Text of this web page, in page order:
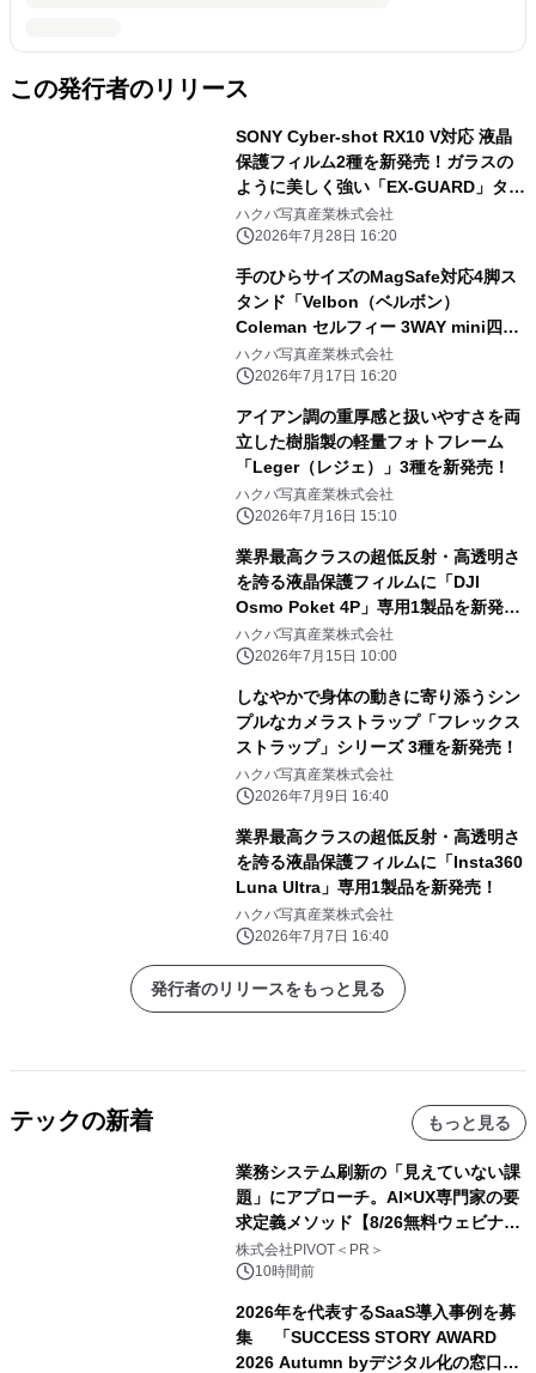
この発行者のリリース
SONY Cyber-shot RX10 V対応 液晶
保護フィルム2種を新発売！ガラスの
ように美しく強い「EX-GUARD」タイ
プと業界最高クラスの透明度を誇る
「III」タイプ
ハクバ写真産業株式会社
2026年7月28日 16:20
手のひらサイズのMagSafe対応4脚ス
タンド「Velbon（ベルボン）
Coleman セルフィー 3WAY mini四
脚」を新発売！
ハクバ写真産業株式会社
2026年7月17日 16:20
アイアン調の重厚感と扱いやすさを両
立した樹脂製の軽量フォトフレーム
「Leger（レジェ）」3種を新発売！
ハクバ写真産業株式会社
2026年7月16日 15:10
業界最高クラスの超低反射・高透明さ
を誇る液晶保護フィルムに「DJI
Osmo Poket 4P」専用1製品を新発
売！
ハクバ写真産業株式会社
2026年7月15日 10:00
しなやかで身体の動きに寄り添うシン
プルなカメラストラップ「フレックス
ストラップ」シリーズ 3種を新発売！
ハクバ写真産業株式会社
2026年7月9日 16:40
業界最高クラスの超低反射・高透明さ
を誇る液晶保護フィルムに「Insta360
Luna Ultra」専用1製品を新発売！
ハクバ写真産業株式会社
2026年7月7日 16:40
発行者のリリースをもっと見る
テックの新着 もっと見る
業務システム刷新の「見えていない課
題」にアプローチ。AI×UX専門家の要
求定義メソッド【8/26無料ウェビナ
ー】株式会社PIVOT
株式会社PIVOT＜PR＞
10時間前
2026年を代表するSaaS導入事例を募
集 「SUCCESS STORY AWARD
2026 Autumn byデジタル化の窓口」